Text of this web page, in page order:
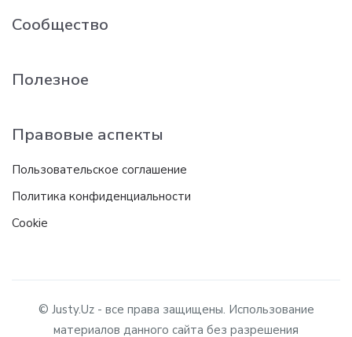
Сообщество
Полезное
Правовые аспекты
Пользовательское соглашение
Политика конфиденциальности
Cookie
© Justy.Uz - все права защищены. Использование
материалов данного сайта без разрешения